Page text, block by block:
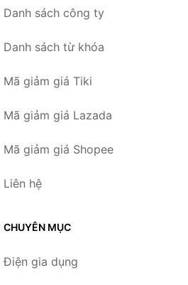
Danh sách công ty
Danh sách từ khóa
Mã giảm giá Tiki
Mã giảm giá Lazada
Mã giảm giá Shopee
Liên hệ
CHUYÊN MỤC
Điện gia dụng